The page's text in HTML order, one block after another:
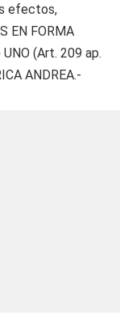
efectos,
EN FORMA
(Art. 209 ap.
ANDREA.-